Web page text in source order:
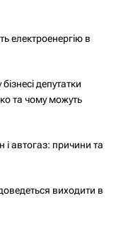
електроенергію в
депутатки
та чому можуть
і автогаз: причини та
виходити в